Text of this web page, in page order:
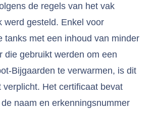
de regels van het vak
werd gesteld. Enkel voor
tanks met een inhoud van minder
die gebruikt werden om een
Bijgaarden te verwarmen, is dit
verplicht. Het certificaat bevat
naam en erkenningsnummer